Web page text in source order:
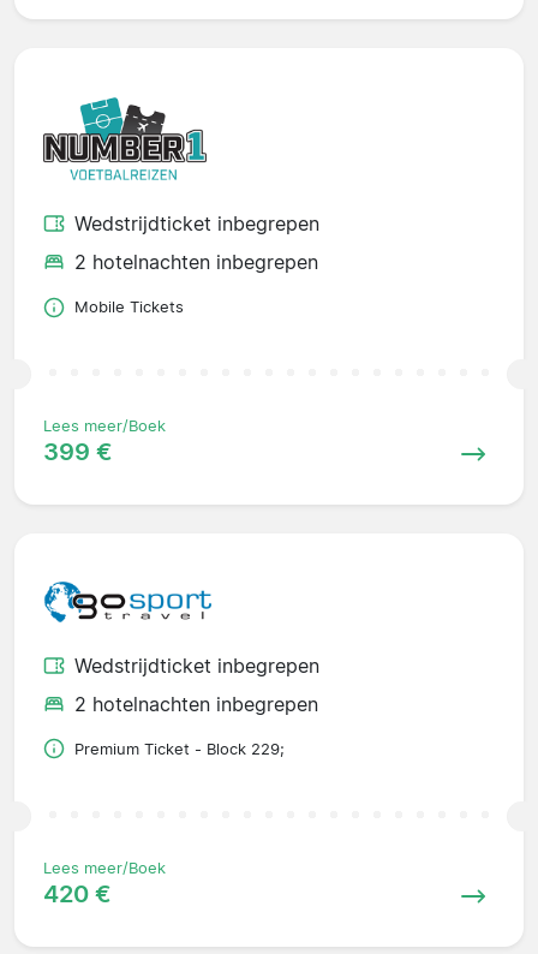
Wedstrijdticket inbegrepen
2 hotelnachten inbegrepen
Mobile Tickets
Lees meer/Boek
399 €
Wedstrijdticket inbegrepen
2 hotelnachten inbegrepen
Premium Ticket - Block 229;
Lees meer/Boek
420 €